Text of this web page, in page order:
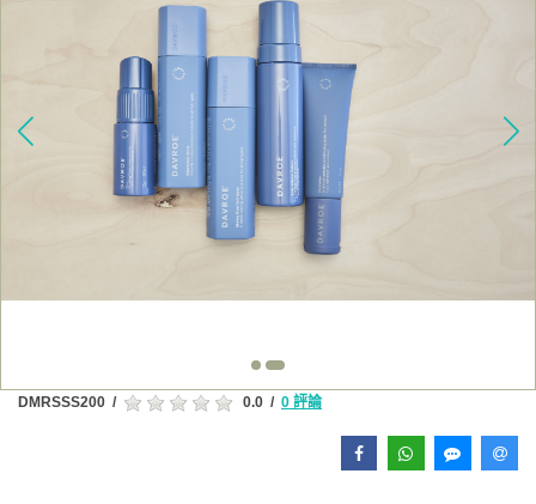
DMRSSS200 / 0.0 / 0 評論